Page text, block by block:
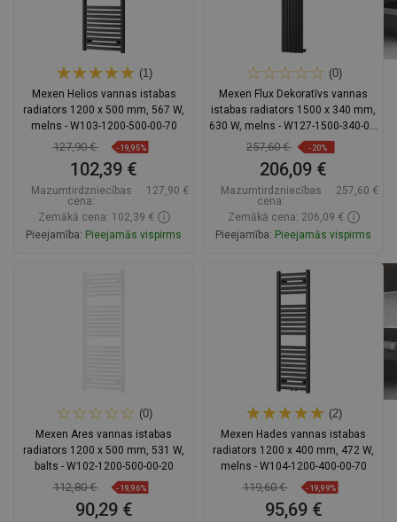
(1)
Mexen Helios vannas istabas
radiators 1200 x 500 mm, 567 W,
melns - W103-1200-500-00-70
127,90 € -19,95%
102,39 €
Mazumtirdzniecības
cena:
127,90 €
Zemākā cena: 102,39 €
Pieejamība: Pieejamās vispirms
(0)
Mexen Flux Dekoratīvs vannas
istabas radiators 1500 x 340 mm,
630 W, melns - W127-1500-340-00-
70
257,60 € -20%
206,09 €
Mazumtirdzniecības
cena:
257,60 €
Zemākā cena: 206,09 €
Pieejamība: Pieejamās vispirms
Ielikt grozā
(0)
Mexen Ares vannas istabas
radiators 1200 x 500 mm, 531 W,
balts - W102-1200-500-00-20
112,80 € -19,96%
90,29 €
(2)
Mexen Hades vannas istabas
radiators 1200 x 400 mm, 472 W,
melns - W104-1200-400-00-70
119,60 € -19,99%
95,69 €